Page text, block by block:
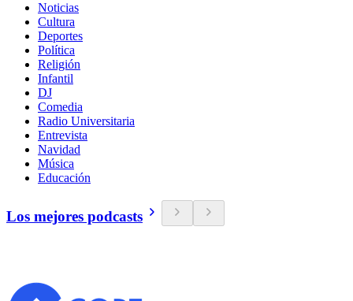
Noticias
Cultura
Deportes
Política
Religión
Infantil
DJ
Comedia
Radio Universitaria
Entrevista
Navidad
Música
Educación
Los mejores podcasts